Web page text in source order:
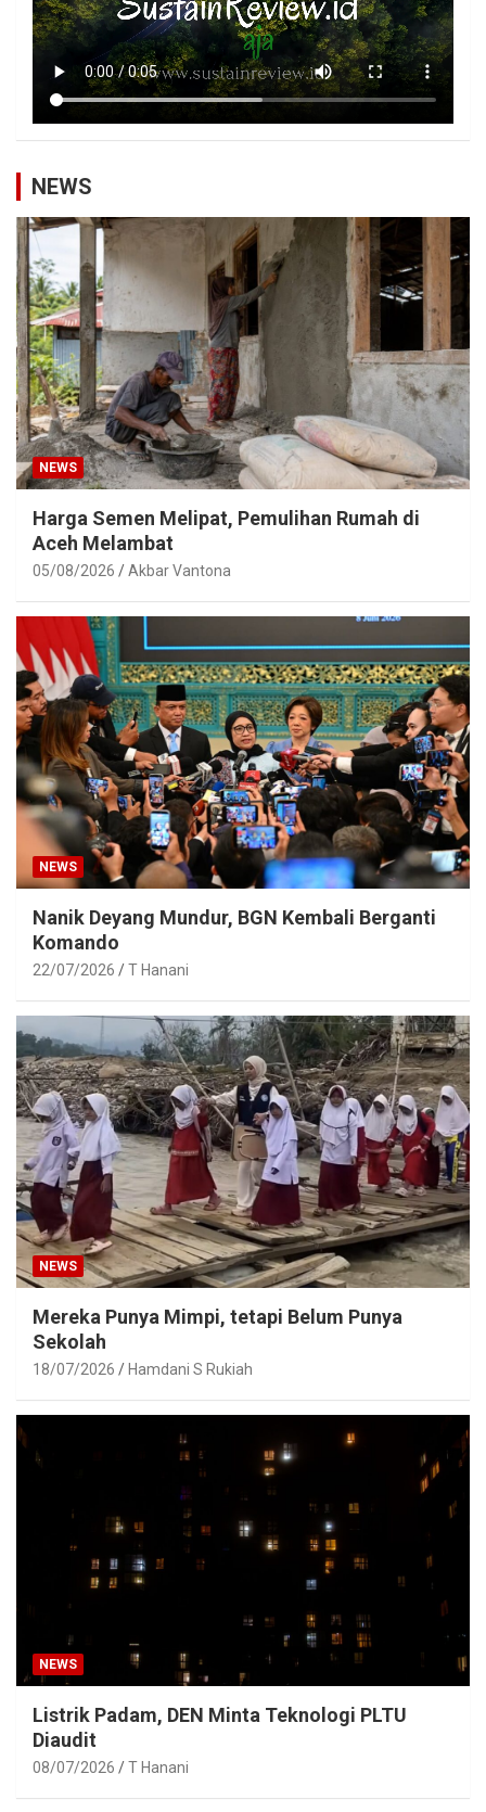
NEWS
NEWS
Harga Semen Melipat, Pemulihan Rumah di
Aceh Melambat
05/08/2026 Akbar Vantona
NEWS
Nanik Deyang Mundur, BGN Kembali Berganti
Komando
22/07/2026 T Hanani
NEWS
Mereka Punya Mimpi, tetapi Belum Punya
Sekolah
18/07/2026 Hamdani S Rukiah
NEWS
Listrik Padam, DEN Minta Teknologi PLTU
Diaudit
08/07/2026 T Hanani